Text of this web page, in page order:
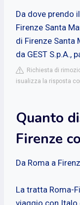
Da dove prendo
Firenze Santa
di Firenze Santa
da GEST S.p.A.,
Richiesta di
isualizza la risposta
Quanto
Firenze
Da Roma a
La tratta Roma-
viaggio con Italo